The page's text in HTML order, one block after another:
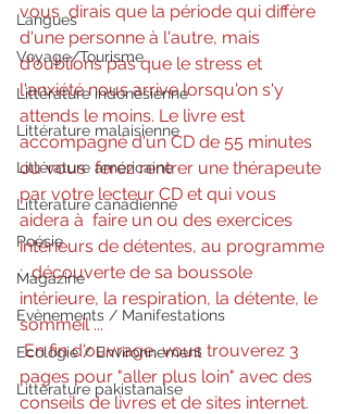
Langues
Voyage/Tourisme
Littérature indonésienne
Littérature malaisienne
Littérature américaine
Littérature canadienne
Poésie
Magazine
Evènements / Manifestations
Ecologie / Environnement
Littérature pakistanaise
vous  dirais que la période qui diffère
d'une personne à l'autre, mais
d'oublions pas que le stress et
l'anxiété nous arrive lorsqu'on s'y
attends le moins. Le livre est
accompagné d'un CD de 55 minutes
où vous  ferez rentrer une thérapeute
par votre lecteur CD et qui vous
aidera à  faire un ou des exercices
intérieurs de détentes, au programme
:  découverte de sa boussole
intérieure, la respiration, la détente, le
sommeil ...
En fin d'ouvrage, vous trouverez 3
pages pour "aller plus loin" avec des
conseils de livres et de sites internet.